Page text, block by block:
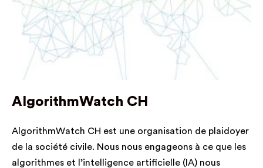
AlgorithmWatch CH
AlgorithmWatch CH est une organisation de plaidoyer
de la société civile. Nous nous engageons à ce que les
algorithmes et l’intelligence artificielle (IA) nous